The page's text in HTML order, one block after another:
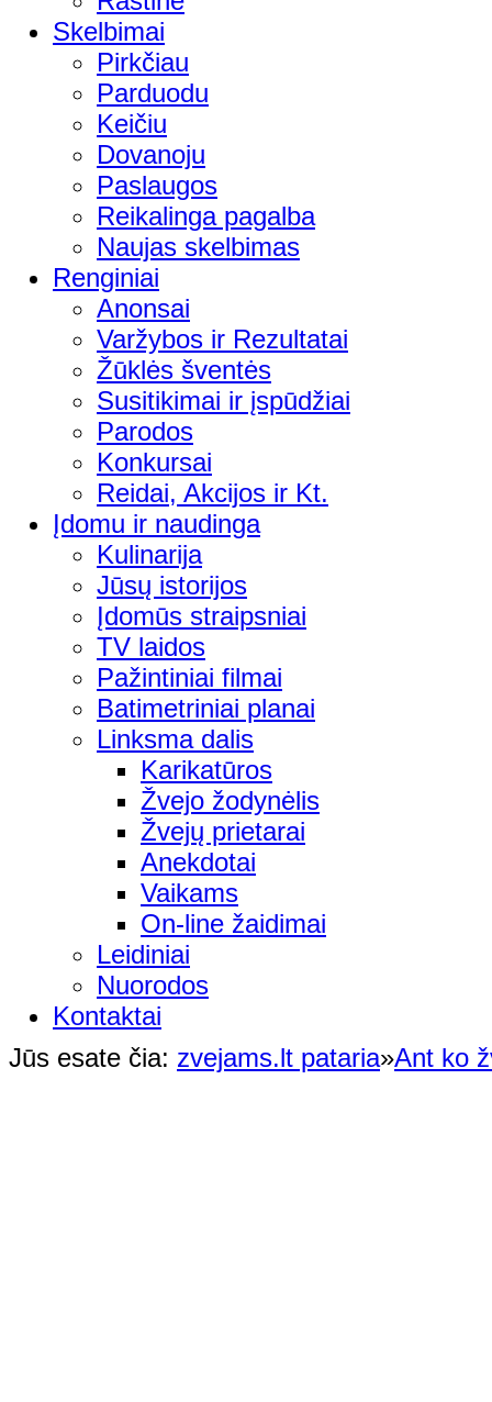
Skelbimai
Pirkčiau
Parduodu
Keičiu
Dovanoju
Paslaugos
Reikalinga pagalba
Naujas skelbimas
Renginiai
Anonsai
Varžybos ir Rezultatai
Žūklės šventės
Susitikimai ir įspūdžiai
Parodos
Konkursai
Reidai, Akcijos ir Kt.
Įdomu ir naudinga
Kulinarija
Jūsų istorijos
Įdomūs straipsniai
TV laidos
Pažintiniai filmai
Batimetriniai planai
Linksma dalis
Karikatūros
Žvejo žodynėlis
Žvejų prietarai
Anekdotai
Vaikams
On-line žaidimai
Leidiniai
Nuorodos
Kontaktai
Jūs esate čia: zvejams.lt pataria»Ant ko